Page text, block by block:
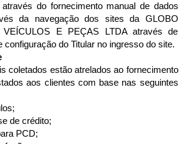
do fornecimento manual de dados
da navegação dos sites da GLOBO
E PEÇAS LTDA através de
configuração do Titular no ingresso do site.
coletados estão atrelados ao fornecimento
aos clientes com base nas seguintes
de crédito;
PCD;